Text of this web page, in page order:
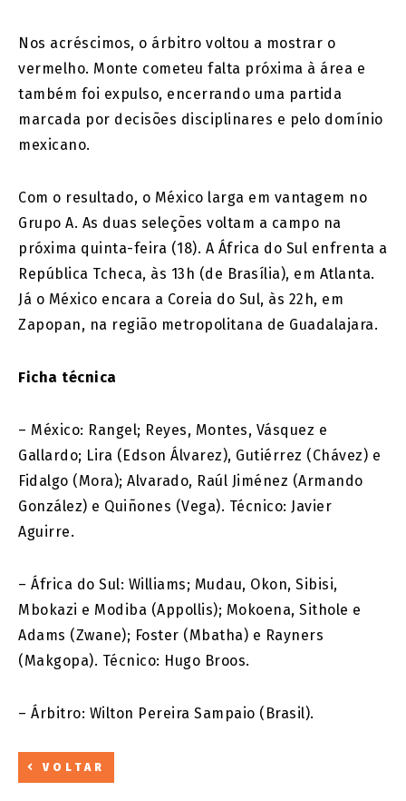
Nos acréscimos, o árbitro voltou a mostrar o
vermelho. Monte cometeu falta próxima à área e
também foi expulso, encerrando uma partida
marcada por decisões disciplinares e pelo domínio
mexicano.
Com o resultado, o México larga em vantagem no
Grupo A. As duas seleções voltam a campo na
próxima quinta-feira (18). A África do Sul enfrenta a
República Tcheca, às 13h (de Brasília), em Atlanta.
Já o México encara a Coreia do Sul, às 22h, em
Zapopan, na região metropolitana de Guadalajara.
Ficha técnica
– México: Rangel; Reyes, Montes, Vásquez e
Gallardo; Lira (Edson Álvarez), Gutiérrez (Chávez) e
Fidalgo (Mora); Alvarado, Raúl Jiménez (Armando
González) e Quiñones (Vega). Técnico: Javier
Aguirre.
– África do Sul: Williams; Mudau, Okon, Sibisi,
Mbokazi e Modiba (Appollis); Mokoena, Sithole e
Adams (Zwane); Foster (Mbatha) e Rayners
(Makgopa). Técnico: Hugo Broos.
– Árbitro: Wilton Pereira Sampaio (Brasil).
VOLTAR